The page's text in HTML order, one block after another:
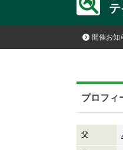
開催お知
プロフィ
父